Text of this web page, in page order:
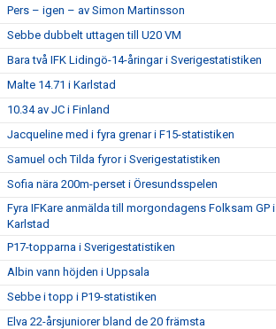
Pers – igen – av Simon Martinsson
Sebbe dubbelt uttagen till U20 VM
Bara två IFK Lidingö-14-åringar i Sverigestatistiken
Malte 14.71 i Karlstad
10.34 av JC i Finland
Jacqueline med i fyra grenar i F15-statistiken
Samuel och Tilda fyror i Sverigestatistiken
Sofia nära 200m-perset i Öresundsspelen
Fyra IFKare anmälda till morgondagens Folksam GP i
Karlstad
P17-topparna i Sverigestatistiken
Albin vann höjden i Uppsala
Sebbe i topp i P19-statistiken
Elva 22-årsjuniorer bland de 20 främsta